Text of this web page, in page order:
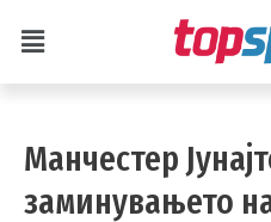
Манчестер
заминувањето